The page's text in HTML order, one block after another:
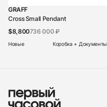
GRAFF
Cross Small Pendant
$8,800736 000 ₽
Новые Коробка + Документы